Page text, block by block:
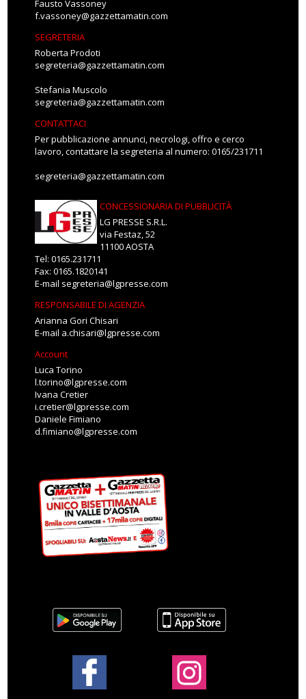
Fausto Vassoney
f.vassoney@gazzettamatin.com
SEGRETERIA
Roberta Prodoti
segreteria@gazzettamatin.com
Stefania Muscolo
segreteria@gazzettamatin.com
CONTATTACI
Per pubblicazione annunci, necrologi, offro e cerco
lavoro, contattare la segreteria al numero: 0165/231711
segreteria@gazzettamatin.com
CONCESSIONARIA DI PUBBLICITÀ
LG PRESSE S.R.L.
via Festaz, 52
11100 AOSTA
Tel: 0165.231711
Fax: 0165.1820141
E-mail segreteria@lgpresse.com
RESPONSABILE DI AGENZIA
Arianna Gori Chisari
E-mail a.chisari@lgpresse.com
Account
Luca Torino
l.torino@lgpresse.com
Ivana Cretier
i.cretier@lgpresse.com
Daniele Fimiano
d.fimiano@lgpresse.com